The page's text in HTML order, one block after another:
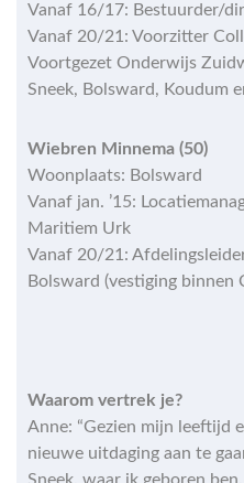
Vanaf 16/17: Bestuurder/
Vanaf 20/21: Voorzitter
Voortgezet Onderwijs
Sneek, Bolsward, Koudum
Wiebren Minnema (50)
Woonplaats: Bolsward
Vanaf jan. ’15:
Maritiem Urk
Vanaf 20/21:
Bolsward (vestiging binnen
Waarom vertrek je?
Anne: “Gezien mijn leeftijd
nieuwe uitdaging aan te